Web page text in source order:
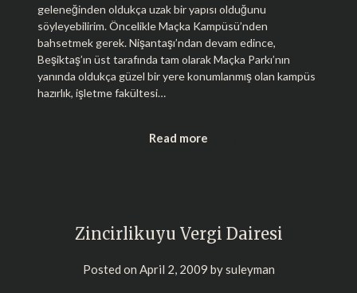
geleneğinden oldukça uzak bir yapısı olduğunu
söyleyebilirim. Öncelikle Maçka Kampüsü’nden
bahsetmek gerek. Nişantaşı’ndan devam edince,
Beşiktaş’ın üst tarafında tam olarak Maçka Parkı’nın
yanında oldukça güzel bir yere konumlanmış olan kampüs
hazırlık, işletme fakültesi…
Read more
Zincirlikuyu Vergi Dairesi
Posted on April 2, 2009 bysuleyman